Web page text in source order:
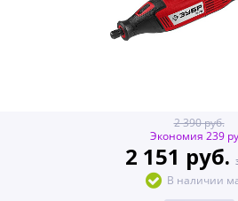
2 390 руб.
Экономия 239
2 151 руб.
В наличии